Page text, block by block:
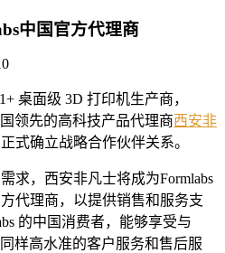
中国官方代理商
桌面级 3D 打印机生产商，
领先的高科技产品代理商西安非
式确立战略合作伙伴关系。
求，西安非凡士将成为Formlabs
代理商，以提供销售和服务支
的中国消费者，能够享受与
样高水准的客户服务和售后服